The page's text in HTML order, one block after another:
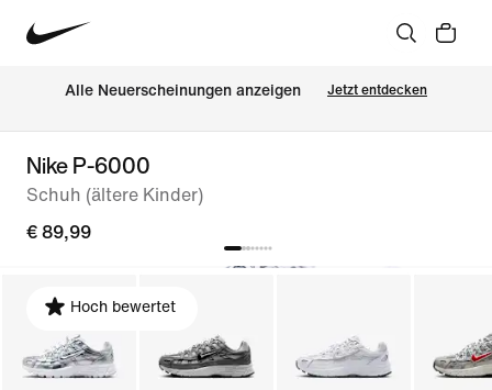
Alle Neuerscheinungen anzeigen Jetzt entdecken
Nike P-6000
Schuh (ältere Kinder)
€ 89,99
Hoch bewertet